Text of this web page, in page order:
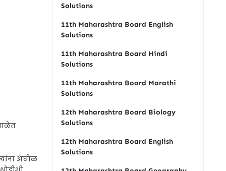
अंघोळ
Solutions
11th Maharashtra Board English
Solutions
11th Maharashtra Board Hindi
Solutions
11th Maharashtra Board Marathi
Solutions
12th Maharashtra Board Biology
Solutions
12th Maharashtra Board English
Solutions